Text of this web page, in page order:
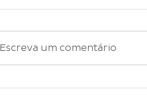
Escreva um comentário